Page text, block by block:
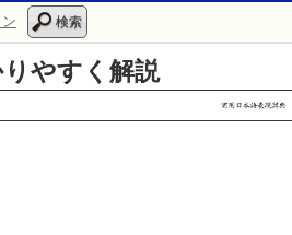
検索
やすく解説